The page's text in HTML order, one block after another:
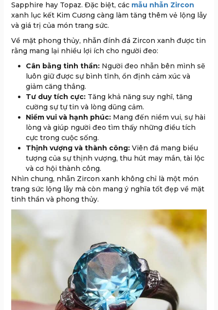
Sapphire hay Topaz. Đặc biệt, các mẫu nhẫn Zircon
xanh lục kết Kim Cương càng làm tăng thêm vẻ lộng lẫy
và giá trị của món trang sức.
Về mặt phong thủy, nhẫn đính đá Zircon xanh được tin
rằng mang lại nhiều lợi ích cho người đeo:
Cân bằng tinh thần: Người đeo nhẫn bên mình sẽ
luôn giữ được sự bình tĩnh, ổn định cảm xúc và
giảm căng thẳng.
Tư duy tích cực: Tăng khả năng suy nghĩ, tăng
cường sự tự tin và lòng dũng cảm.
Niềm vui và hạnh phúc: Mang đến niềm vui, sự hài
lòng và giúp người đeo tìm thấy những điều tích
cực trong cuộc sống.
Thịnh vượng và thành công: Viên đá mang biểu
tượng của sự thịnh vượng, thu hút may mắn, tài lộc
và cơ hội thành công.
Nhìn chung, nhẫn Zircon xanh không chỉ là một món
trang sức lộng lẫy mà còn mang ý nghĩa tốt đẹp về mặt
tinh thần và phong thủy.